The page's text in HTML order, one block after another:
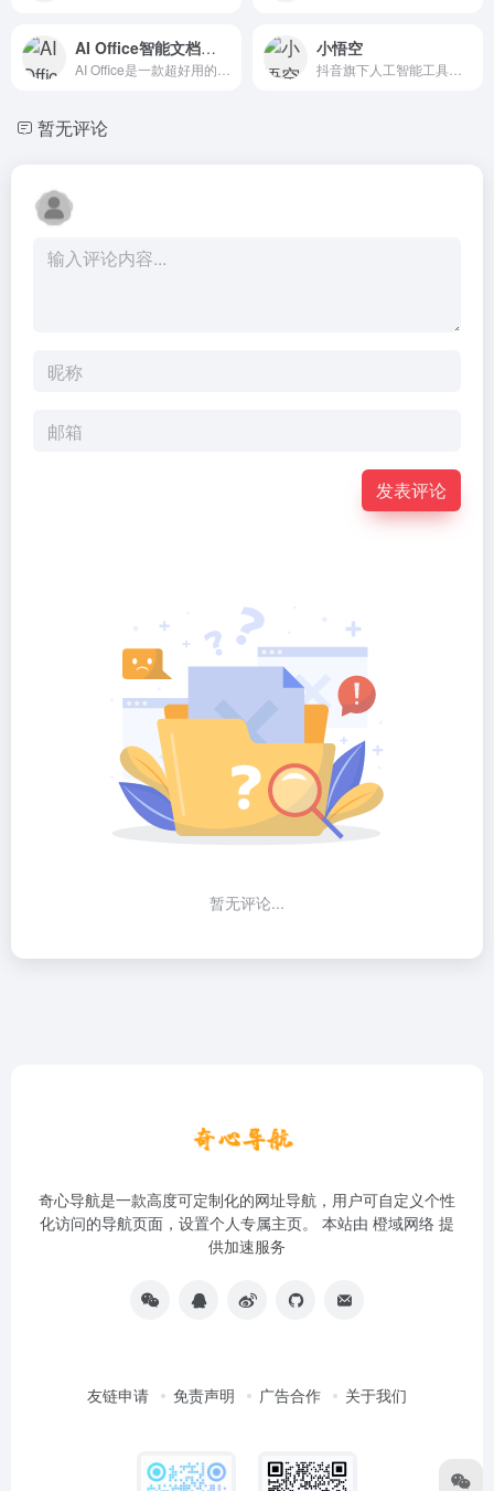
AI Office智能文档写作 小悟空
暂无评论
发表评论
暂无评论...
奇心导航是一款高度可定制化的网址导航，用户可自定义个性
化访问的导航页面，设置个人专属主页。 本站由 橙域网络 提
供加速服务
友链申请 免责声明 广告合作 关于我们